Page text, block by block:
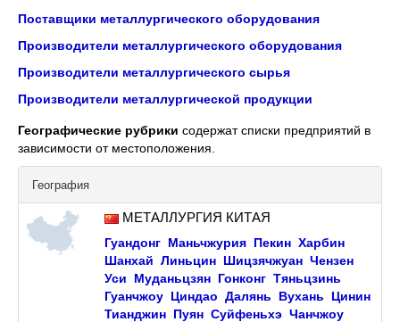
Поставщики металлургического оборудования
Производители металлургического оборудования
Производители металлургического сырья
Производители металлургической продукции
Географические рубрики содержат списки предприятий в
зависимости от местоположения.
География
МЕТАЛЛУРГИЯ КИТАЯ
Гуандонг Маньчжурия Пекин Харбин
Шанхай Линьцин Шицзячжуан Чензен
Уси
Муданьцзян Гонконг Тяньцзинь
Гуанчжоу Циндао Далянь Вухань
Цинин
Тианджин Пуян Суйфеньхэ Чанчжоу